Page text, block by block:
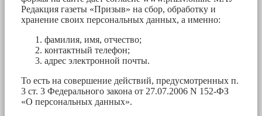
Редакция газеты «Призыв» на сбор, обработку и
хранение своих персональных данных, а именно:
фамилия, имя, отчество;
контактный телефон;
адрес электронной почты.
То есть на совершение действий, предусмотренных п.
3 ст. 3 Федерального закона от 27.07.2006 N 152-ФЗ
«О персональных данных».